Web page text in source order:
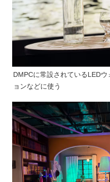
DMPCに常設されているLED
ョンなどに使う